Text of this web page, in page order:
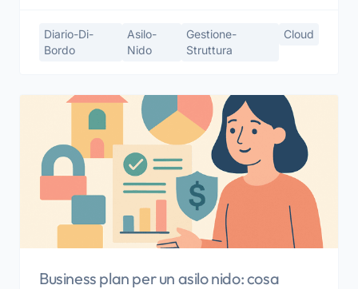
Diario-Di-
Bordo
Asilo-
Nido
Gestione-
Struttura
Cloud
Business plan per un asilo nido: cosa